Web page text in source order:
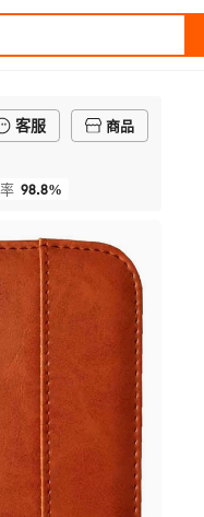
客服 商品
98.8%